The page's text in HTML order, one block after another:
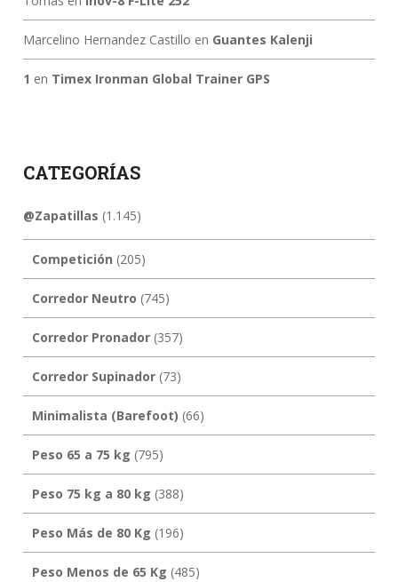
Marcelino Hernandez Castillo en Guantes Kalenji
1 en Timex Ironman Global Trainer GPS
CATEGORÍAS
@Zapatillas (1.145)
Competición (205)
Corredor Neutro (745)
Corredor Pronador(357)
Corredor Supinador(73)
Minimalista (Barefoot) (66)
Peso 65 a 75 kg (795)
Peso 75 kg a 80 kg (388)
Peso Más de 80 Kg (196)
Peso Menos de 65 Kg (485)